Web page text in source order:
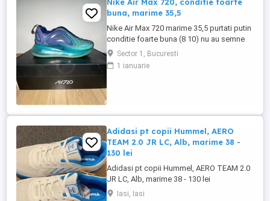
buna, marime 35,5
Nike Air Max 720 marime 35,5 purtati putin
conditie foarte buna (8 10) nu au semne
care sa dauneze experientei de purtare
Sector 1, Bucuresti
1 ianuarie
Adidasi pt copii Hummel, AERO
TEAM 2.0 JR LC, Alb, marime 38 -
130 lei
Adidasi pt copii Hummel, AERO TEAM 2.0
JR LC, Alb, marime 38 - 130 lei
Iasi, Iasi